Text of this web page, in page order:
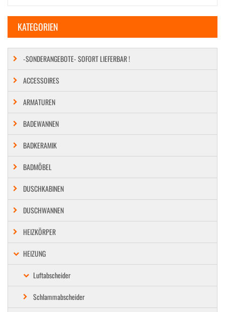
KATEGORIEN
-SONDERANGEBOTE- SOFORT LIEFERBAR !
ACCESSOIRES
ARMATUREN
BADEWANNEN
BADKERAMIK
BADMÖBEL
DUSCHKABINEN
DUSCHWANNEN
HEIZKÖRPER
HEIZUNG
Luftabscheider
Schlammabscheider